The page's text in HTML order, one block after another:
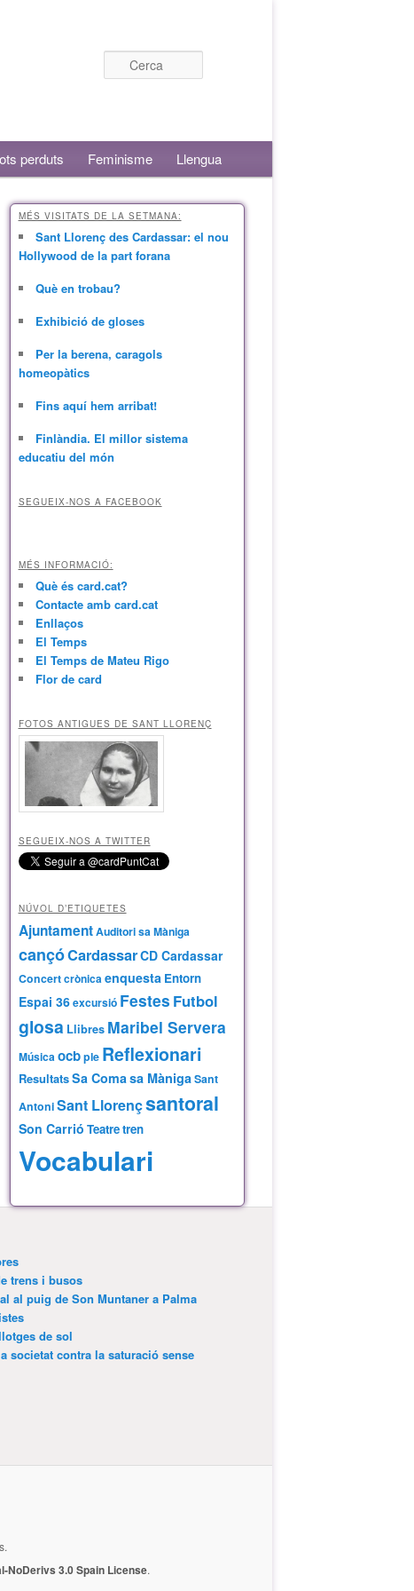
perduts Feminisme Llengua
MÉS VISITATS DE LA SETMANA:
Sant Llorenç des Cardassar: el nou
Hollywood de la part forana
Què en trobau?
Exhibició de gloses
Per la berena, caragols
homeopàtics
Fins aquí hem arribat!
Finlàndia. El millor sistema
educatiu del món
SEGUEIX-NOS A FACEBOOK
MÉS INFORMACIÓ:
Què és card.cat?
Contacte amb card.cat
Enllaços
El Temps
El Temps de Mateu Rigo
Flor de card
FOTOS ANTIGUES DE SANT LLORENÇ
SEGUEIX-NOS A TWITTER
NÚVOL D’ETIQUETES
AjuntamentAuditori sa Màniga
cançóCardassarCD Cardassar
Concertcrònicaenquesta Entorn
Espai 36excursió Festes Futbol
glosa Llibres Maribel Servera
Músicaocbple Reflexionari
ResultatsSa Comasa MànigaSant
AntoniSant Llorençsantoral
Son Carrió Teatretren
Vocabulari
trens i busos
al puig de Son Muntaner a Palma
de sol
societat contra la saturació sense
NoDerivs 3.0 Spain License.